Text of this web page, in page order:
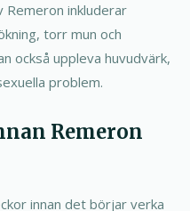
Remeron inkluderar
torr mun och
också uppleva huvudvärk,
problem.
Remeron
innan det börjar verka